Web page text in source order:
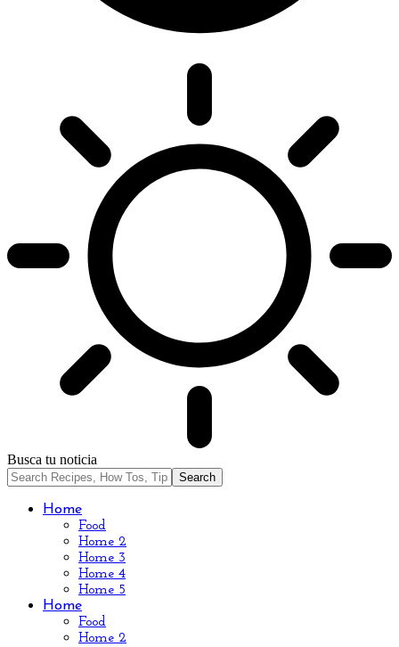
Busca tu noticia
Home
Food
Home 2
Home 3
Home 4
Home 5
Home
Food
Home 2